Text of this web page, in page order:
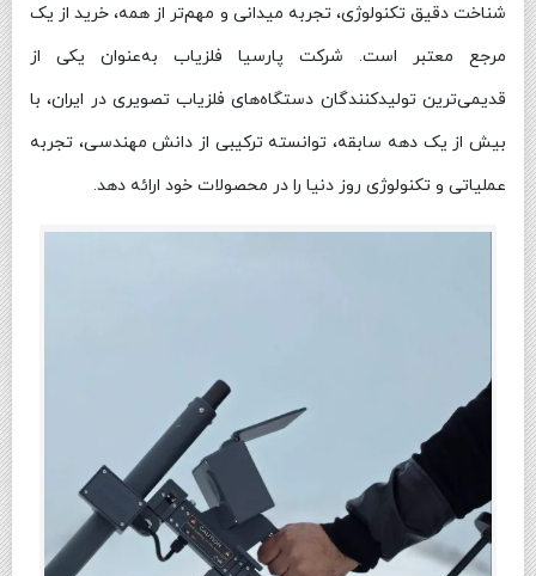
شناخت دقیق تکنولوژی، تجربه میدانی و مهم‌تر از همه، خرید از یک
مرجع معتبر است. شرکت پارسیا فلزیاب به‌عنوان یکی از
قدیمی‌ترین تولیدکنندگان دستگاه‌های فلزیاب تصویری در ایران، با
بیش از یک دهه سابقه، توانسته ترکیبی از دانش مهندسی، تجربه
عملیاتی و تکنولوژی روز دنیا را در محصولات خود ارائه دهد.